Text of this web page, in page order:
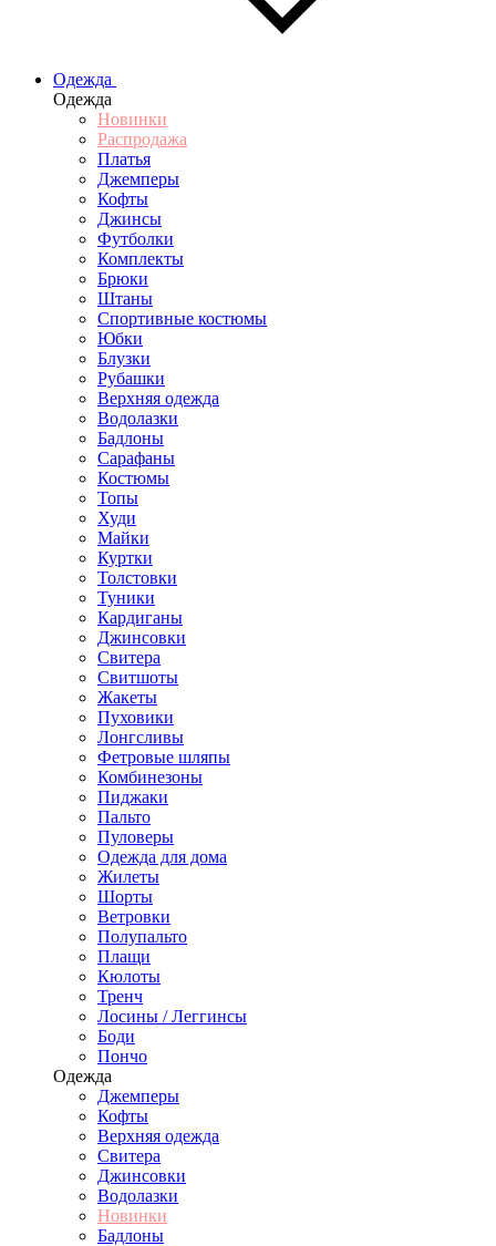
Одежда
Одежда
Новинки
Распродажа
Платья
Джемперы
Кофты
Джинсы
Футболки
Комплекты
Брюки
Штаны
Спортивные костюмы
Юбки
Блузки
Рубашки
Верхняя одежда
Водолазки
Бадлоны
Сарафаны
Костюмы
Топы
Худи
Майки
Куртки
Толстовки
Туники
Кардиганы
Джинсовки
Свитера
Свитшоты
Жакеты
Пуховики
Лонгсливы
Фетровые шляпы
Комбинезоны
Пиджаки
Пальто
Пуловеры
Одежда для дома
Жилеты
Шорты
Ветровки
Полупальто
Плащи
Кюлоты
Тренч
Лосины / Леггинсы
Боди
Пончо
Одежда
Джемперы
Кофты
Верхняя одежда
Свитера
Джинсовки
Водолазки
Новинки
Бадлоны